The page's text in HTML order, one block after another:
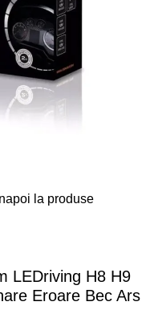
Înapoi la produse
LEDriving H8 H9
Eroare Bec Ars